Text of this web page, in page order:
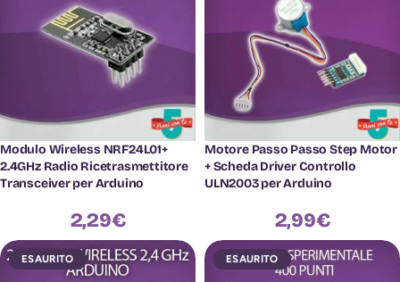
Modulo Wireless NRF24L01+
2.4GHz Radio Ricetrasmettitore
Transceiver per Arduino
2,29€
Motore Passo Passo Step Motor
+ Scheda Driver Controllo
ULN2003 per Arduino
2,99€
ESAURITO ESAURITO